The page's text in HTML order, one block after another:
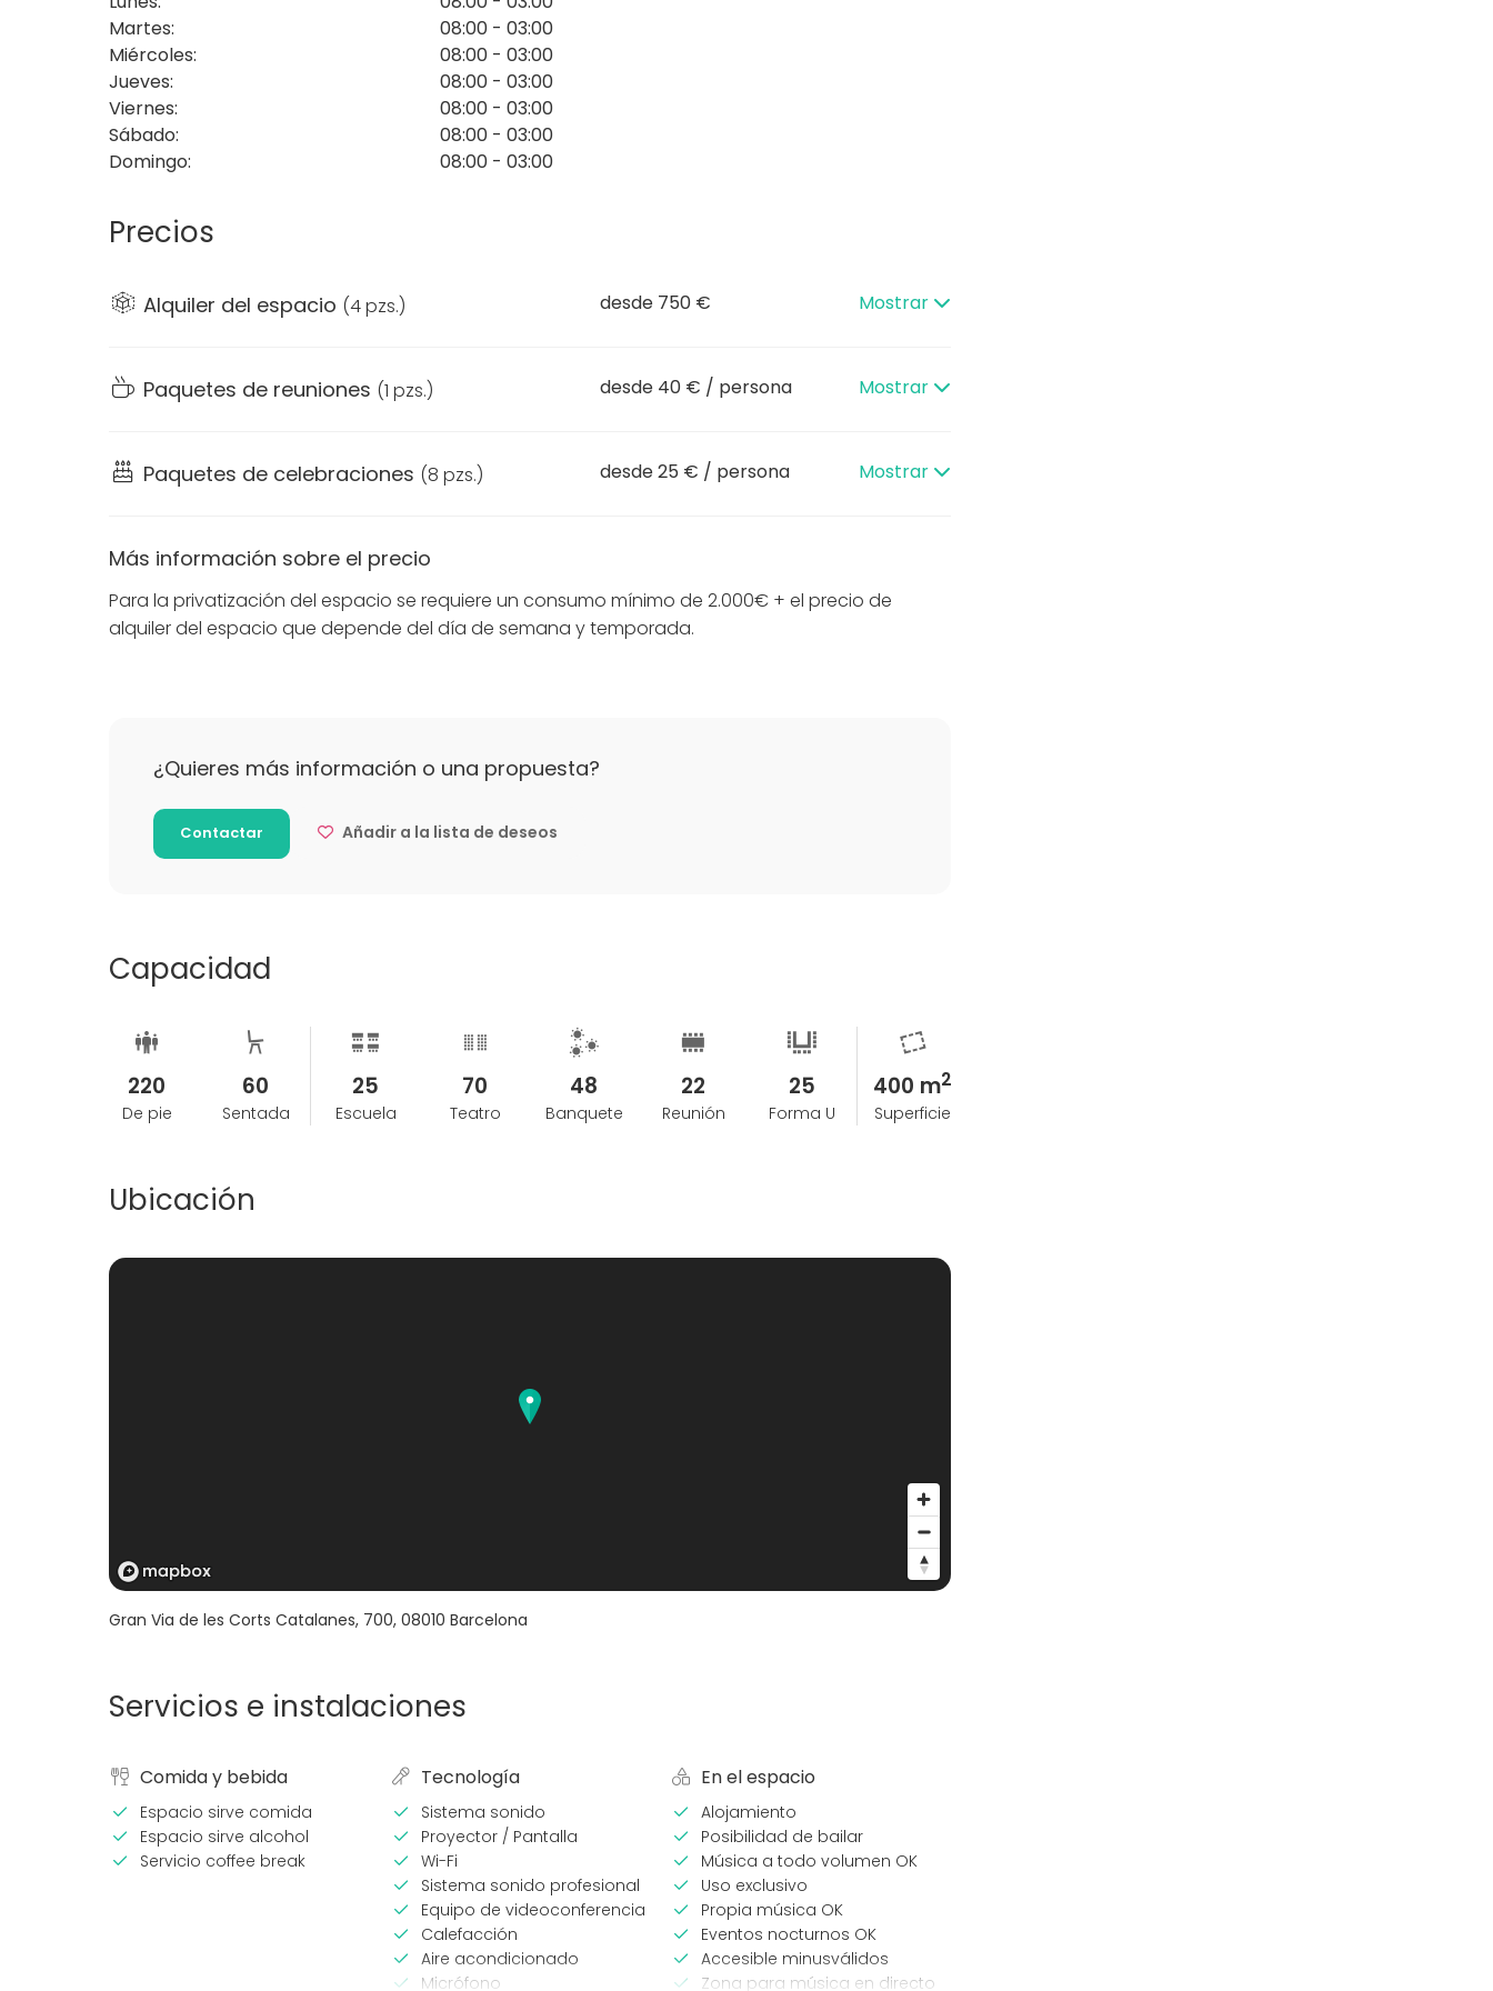
Martes:
08:00 - 03:00
Miércoles:
08:00 - 03:00
Jueves:
08:00 - 03:00
Viernes:
08:00 - 03:00
Sábado:
08:00 - 03:00
Domingo: 08:00 - 03:00
Precios
Alquiler del espacio (4 pzs.) desde 750 € Mostrar
Paquetes de reuniones (1 pzs.) desde 40 € / persona Mostrar
Paquetes de celebraciones (8 pzs.) desde 25 € / persona Mostrar
Más información sobre el precio
Para la privatización del espacio se requiere un consumo mínimo de 2.000€ + el precio de
alquiler del espacio que depende del día de semana y temporada.
¿Quieres más información o una propuesta?
Contactar Añadir a la lista de deseos
Capacidad
220
De pie
60
Sentada
25
Escuela
70
Teatro
48
Banquete
22
Reunión
25
Forma U
400 m2
Superficie
Ubicación
Gran Via de les Corts Catalanes, 700, 08010 Barcelona
Servicios e instalaciones
Comida y bebida
Espacio sirve comida
Espacio sirve alcohol
Servicio coffee break
Tecnología
Sistema sonido
Proyector / Pantalla
Wi-Fi
Sistema sonido profesional
Equipo de videoconferencia
Calefacción
Aire acondicionado
Micrófono
En el espacio
Alojamiento
Posibilidad de bailar
Música a todo volumen OK
Uso exclusivo
Propia música OK
Eventos nocturnos OK
Accesible minusválidos
Zona para música en directo